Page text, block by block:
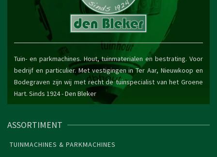
Tuin- en parkmachines. Hout, tuinmaterialen en bestrating. Voor
bedrijf en particulier. Met vestigingen in Ter Aar, Nieuwkoop en
Bodegraven zijn wij met recht de tuinspecialist van het Groene
Hart. Sinds 1924 -Den Bleker
ASSORTIMENT
TUINMACHINES & PARKMACHINES